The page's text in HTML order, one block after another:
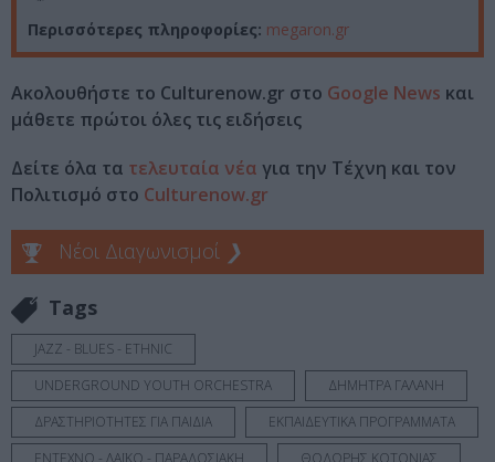
Περισσότερες πληροφορίες: megaron.gr
Ακολουθήστε το Culturenow.gr στο Google News και
μάθετε πρώτοι όλες τις ειδήσεις
Δείτε όλα τα τελευταία νέα για την Τέχνη και τον
Πολιτισμό στο Culturenow.gr
Νέοι Διαγωνισμοί ❯
Tags
JAZZ - BLUES - ETHNIC
UNDERGROUND YOUTH ORCHESTRA
ΔΗΜΗΤΡΑ ΓΑΛΑΝΗ
ΔΡΑΣΤΗΡΙΟΤΗΤΕΣ ΓΙΑ ΠΑΙΔΙΑ
ΕΚΠΑΙΔΕΥΤΙΚΑ ΠΡΟΓΡΑΜΜΑΤΑ
ΕΝΤΕΧΝΟ - ΛΑΪΚΟ - ΠΑΡΑΔΟΣΙΑΚΗ
ΘΟΔΩΡΗΣ ΚΟΤΟΝΙΑΣ